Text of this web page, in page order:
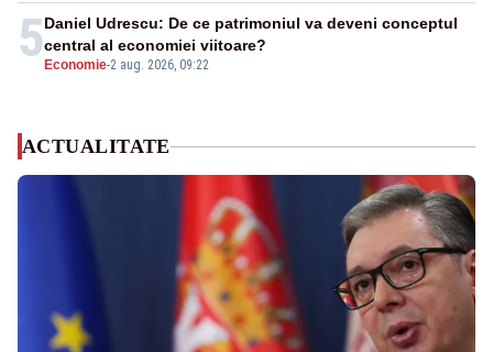
5 Economie-2 aug. 2026, 09:22
Daniel Udrescu: De ce patrimoniul va deveni conceptul
central al economiei viitoare?
ACTUALITATE